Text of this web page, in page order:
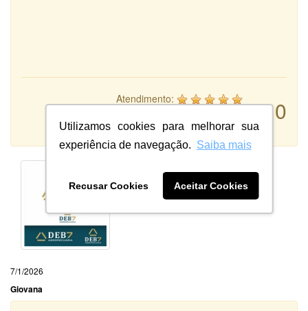
Utilizamos cookies para melhorar sua
experiência de navegação. Saiba mais
Recusar Cookies Aceitar Cookies
10
Atendimento:
Sistema:
7/1/2026
Giovana